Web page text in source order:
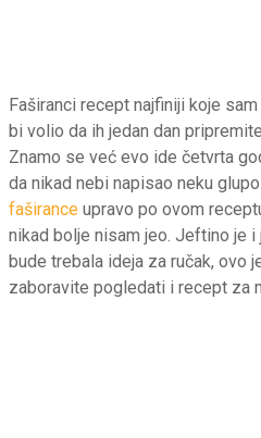
Faširanci recept najfiniji koje
bi volio da ih jedan dan
Znamo se već evo ide četvrta
da nikad nebi napisao neku
faširance upravo po ovom
nikad bolje nisam jeo. Jeftino je i
bude trebala ideja za ručak, ovo
zaboravite pogledati i recept za